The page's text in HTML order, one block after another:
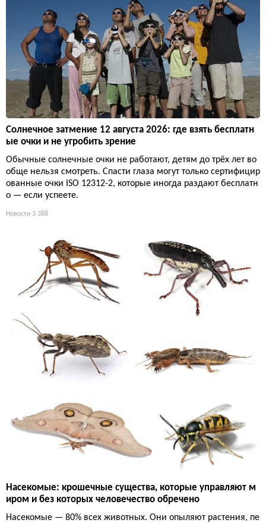
Солнечное затмение 12 августа 2026: где взять бесплатн
ые очки и не угробить зрение
Обычные солнечные очки не работают, детям до трёх лет во
обще нельзя смотреть. Спасти глаза могут только сертифицир
ованные очки ISO 12312-2, которые иногда раздают бесплатн
о — если успеете.
Новости 3 388
Насекомые: крошечные существа, которые управляют м
иром и без которых человечество обречено
Насекомые — 80% всех животных. Они опыляют растения, пе